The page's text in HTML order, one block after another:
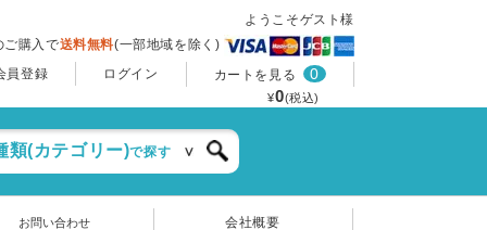
ようこそゲスト様
購入で送料無料(一部地域を除く)
員登録
ログイン カートを見る 0
¥0(税込)
類(カテゴリー)で探す
お問い合わせ 会社概要